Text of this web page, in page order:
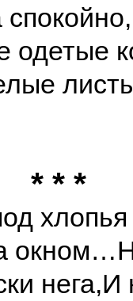
одетые
* * *
хлопья
окном…
нега,И